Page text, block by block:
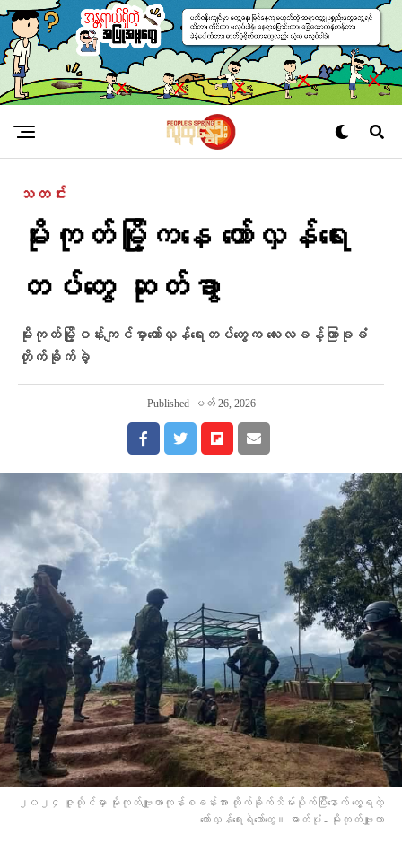
သတင်း
မိုးကုတ်မြို့ကနေ တော်လှန်ရေး
တပ်တွေ ဆုတ်ခွာ
မိုးကုတ်မြို့ဝန်းကျင်မှာတော်လှန်​ရေးတပ်​တွေက​ လေး​လ​ခန့်ကြာခုခံ
တိုက်ခိုက်ခဲ့
Published မတ် 26, 2026
၂၀၂၄ ဇူလိုင်မှာ မိုးကုတ်ဗျူဟာကုန်းစခန်းအား တိုက်ခိုက်သိမ်းပိုက်ပြီးနောက် တွေ့ရတဲ့
တော်လှန်ရေးရဲဘော်တွေ။ ဓာတ်ပုံ - မိုးကုတ်ဗျူဟာ